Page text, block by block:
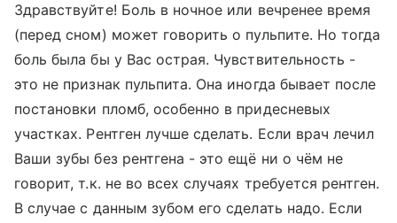
Здравствуйте! Боль в ночное или вечренее время
(перед сном) может говорить о пульпите. Но тогда
боль была бы у Вас острая. Чувствительность -
это не признак пульпита. Она иногда бывает после
постановки пломб, особенно в придесневых
участках. Рентген лучше сделать. Если врач лечил
Ваши зубы без рентгена - это ещё ни о чём не
говорит, т.к. не во всех случаях требуется рентген.
В случае с данным зубом его сделать надо. Если